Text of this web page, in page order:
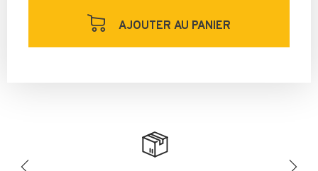
AJOUTER AU PANIER